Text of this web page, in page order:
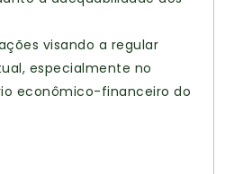
visando a regular
especialmente no
econômico-financeiro do